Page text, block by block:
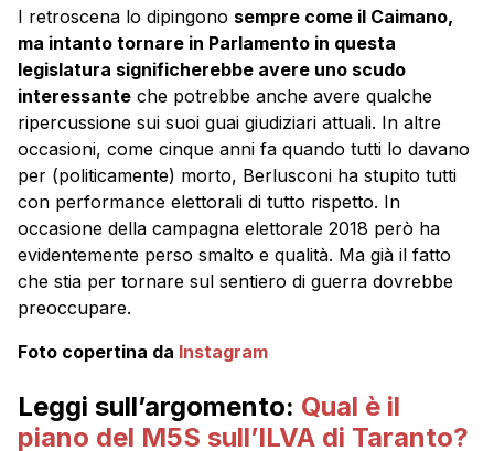
I retroscena lo dipingono sempre come il Caimano,
ma intanto tornare in Parlamento in questa
legislatura significherebbe avere uno scudo
interessante che potrebbe anche avere qualche
ripercussione sui suoi guai giudiziari attuali. In altre
occasioni, come cinque anni fa quando tutti lo davano
per (politicamente) morto, Berlusconi ha stupito tutti
con performance elettorali di tutto rispetto. In
occasione della campagna elettorale 2018 però ha
evidentemente perso smalto e qualità. Ma già il fatto
che stia per tornare sul sentiero di guerra dovrebbe
preoccupare.
Foto copertina da Instagram
Leggi sull’argomento: Qual è il
piano del M5S sull’ILVA di Taranto?